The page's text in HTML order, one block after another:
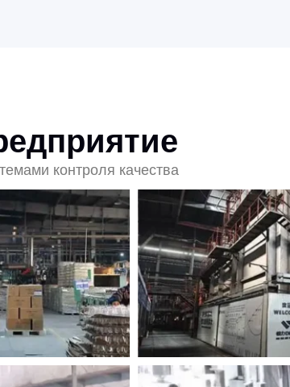
контроля качества